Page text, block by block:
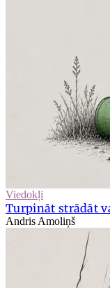
Viedokļi
Turpināt strādāt
Andris Amoliņš